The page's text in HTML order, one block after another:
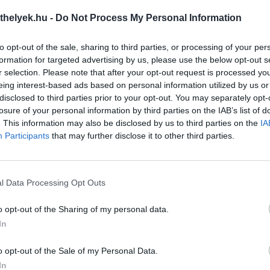
- Do Not Process My Personal Information
opt-out of the sale, sharing to third parties, or processing of your
for targeted advertising by us, please use the below opt-out
selection. Please note that after your opt-out request is processed
interest-based ads based on personal information utilized by us
to third parties prior to your opt-out. You may separately
of your personal information by third parties on the IAB’s list of
This information may also be disclosed by us to third parties on the
Participants that may further disclose it to other third parties.
Data Processing Opt Outs
opt-out of the Sharing of my personal data.
opt-out of the Sale of my Personal Data.
a miskolciakat
és környéke lakóinak türelme
amit egyetlen férfi, F. Zsolt okoz.
állítása szerint ő az, aki
szór szét szögekkel
virslidarabokat a város...
»
Négy állatvédő szervezet
tovább »
találnak otthonra
és reintegráció kéz a
– ezt a célt tűzte ki az a
program, amelyet a Közös
A vád szerint 107 macskát és
tartott egy 73 négyzetméteres